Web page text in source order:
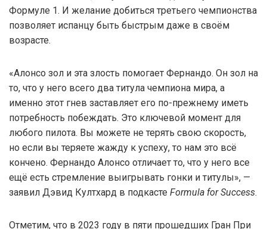
Формуле 1. И желание добиться третьего чемпионства
позволяет испанцу быть быстрым даже в своём
возрасте.
«Алонсо зол и эта злость помогает Фернандо. Он зол на
то, что у него всего два титула чемпиона мира, а
именно этот гнев заставляет его по-прежнему иметь
потребность побеждать. Это ключевой момент для
любого пилота. Вы можете не терять свою скорость,
но если вы теряете жажду к успеху, то нам это всё
кончено. Фернандо Алонсо отличает то, что у него все
ещё есть стремление выигрывать гонки и титулы», —
заявил Дэвид Култхард в подкасте Formula for Success.
Отметим, что в 2023 году в пяти прошедших Гран При